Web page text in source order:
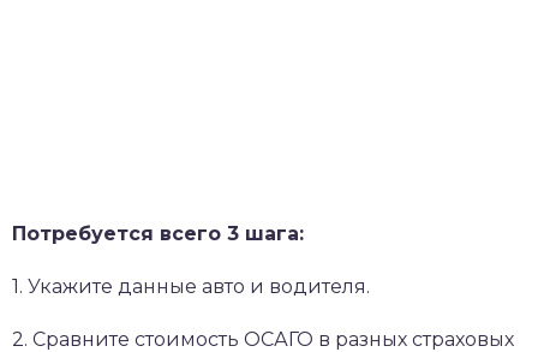
Потребуется всего 3 шага:
1. Укажите данные авто и водителя.
2. Сравните стоимость ОСАГО в разных страховых